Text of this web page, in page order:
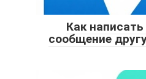
Как
сообщение